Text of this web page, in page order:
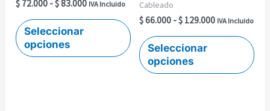
$ 72.000 -$83.000 IVA Incluido
Seleccionar
opciones
página
de
producto
Cableado
$66.000 -$ 129.000 IVA Incluido
Seleccionar
opciones
de